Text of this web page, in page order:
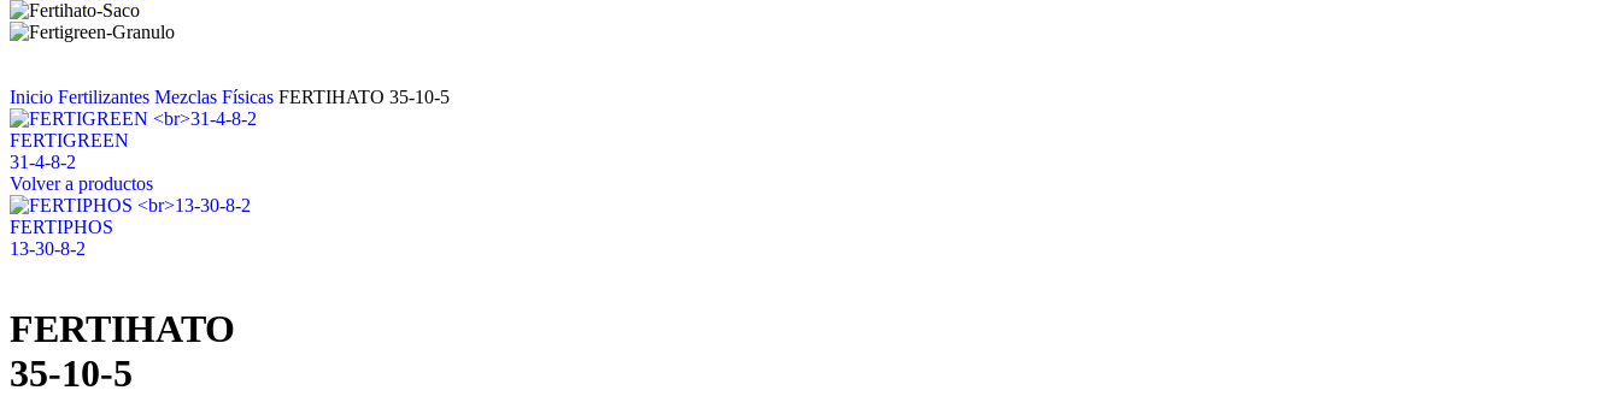
Inicio Fertilizantes Mezclas Físicas FERTIHATO 35-10-5
FERTIGREEN
31-4-8-2
Volver a productos
FERTIPHOS
13-30-8-2
FERTIHATO
35-10-5